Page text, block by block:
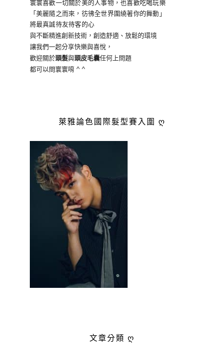
寰寰喜歡一切關於美的人事物，也喜歡吃喝玩樂
「美麗隨之而來，彷彿全世界圍繞著你的舞動」
將最真誠待友待客的心
與不斷精進創新技術，創造舒適、放鬆的環境
讓我們一起分享快樂與喜悅，
歡迎關於頭髮與頭皮毛囊任何上問題
都可以問寰寰唷 ^ ^
萊雅論色國際髮型賽入圍 ღ
文章分類 ღ